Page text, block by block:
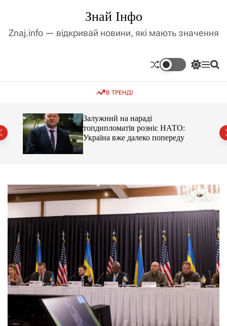
д
і
с
Знай Інфо
Znaj.info — відкривай новини, які мають значення
П
а
ч
р
о
о
и
м
у
М П
В ТРЕНДІ
Залужний на нараді
топдипломатів розніс НАТО:
Україна вже далеко попереду